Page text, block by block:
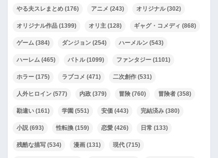
やる夫スレまとめ (176) アニメ (243) オリジナル(302)
オリジナル作品 (1399) オリ主 (128) ギャグ・コメディ (868)
ゲーム (384) ダンジョン (254) ハーメルン (543)
ハーレム (465) バトル(1099) ファンタジー (1101)
ホラー (175) ラブコメ (471) 二次創作 (531)
人外ヒロイン (577) 内政 (379) 冒険 (760) 冒険者 (358)
勘違い (161) 学園 (551) 安価 (443) 完結済み (380)
小説(693) 性転換 (159) 恋愛 (426) 日常 (133)
残酷な描写 (534) 漫画 (131) 現代 (715)